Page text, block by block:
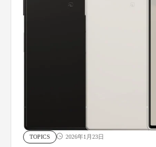
TOPICS 2026年1月23日